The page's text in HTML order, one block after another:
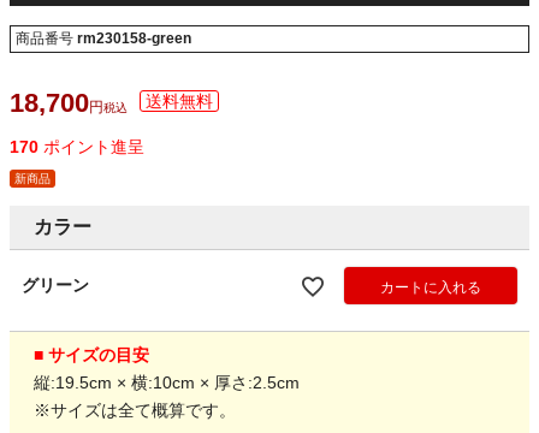
商品番号 rm230158-green
18,700 税込
170 ポイント進呈
新商品
カラー
グリーン カートに入れる
■ サイズの目安
縦:19.5cm × 横:10cm × 厚さ:2.5cm
※サイズは全て概算です。